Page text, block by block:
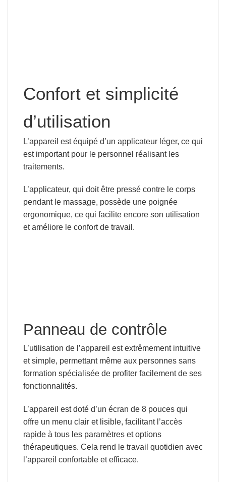
Confort et simplicité
d’utilisation
L’appareil est équipé d’un applicateur léger, ce qui
est important pour le personnel réalisant les
traitements.
L’applicateur, qui doit être pressé contre le corps
pendant le massage, possède une poignée
ergonomique, ce qui facilite encore son utilisation
et améliore le confort de travail.
Panneau de contrôle
L’utilisation de l’appareil est extrêmement intuitive
et simple, permettant même aux personnes sans
formation spécialisée de profiter facilement de ses
fonctionnalités.
L’appareil est doté d’un écran de 8 pouces qui
offre un menu clair et lisible, facilitant l’accès
rapide à tous les paramètres et options
thérapeutiques. Cela rend le travail quotidien avec
l’appareil confortable et efficace.